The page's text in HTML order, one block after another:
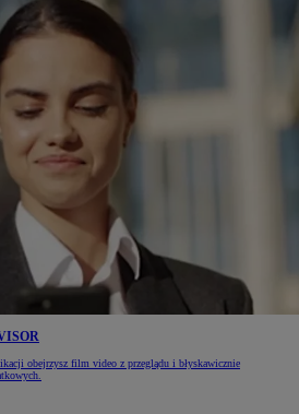
obejrzysz film video z przeglądu i błyskawicznie